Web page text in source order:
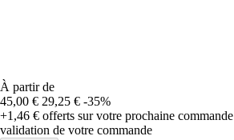
À partir de
45,00 € 29,25 € -35%
+1,46 € offerts sur votre prochaine commande
validation de votre commande